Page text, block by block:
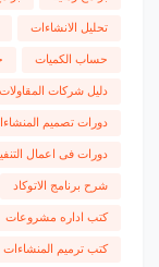
تحليل الانشاءات
حساب الكميات
دليل شركات
دورات تصميم
دورات فى اعمال
شرح برنامج الاتوكاد
كتب اداره مشروعات
كتب ترميم المنشاءات